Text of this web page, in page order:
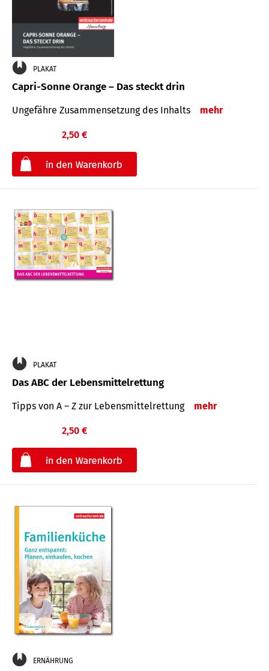
PLAKAT
Capri-Sonne Orange – Das steckt drin
Ungefähre Zu­sammen­setzung des Inhalts mehr
2,50 €
PLAKAT
Das ABC der Lebensmittelrettung
Tipps von A – Z zur Lebensmittelrettung mehr
2,50 €
ERNÄHRUNG